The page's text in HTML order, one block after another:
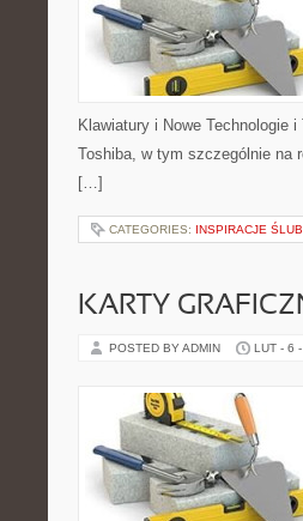
Klawiatury i Nowe Technologie
Toshiba, w tym szczególnie na
[…]
CATEGORIES: INSPIRACJE
KARTY
POSTED BY ADMIN LUT - 6